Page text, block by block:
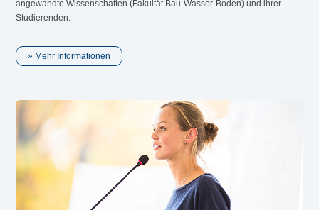
angewandte Wissenschaften (Fakultät Bau-Wasser-Boden) und ihrer
Studierenden.
Mehr Informationen